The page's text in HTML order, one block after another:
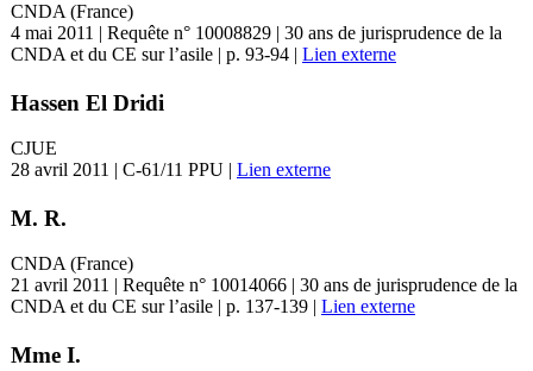
CNDA (France)
4 mai 2011 | Requête n° 10008829 | 30 ans de jurisprudence de la
CNDA et du CE sur l’asile | p. 93-94 | Lien externe
Hassen El Dridi
CJUE
28 avril 2011 | C-61/11 PPU | Lien externe
M. R.
CNDA (France)
21 avril 2011 | Requête n° 10014066 | 30 ans de jurisprudence de la
CNDA et du CE sur l’asile | p. 137-139 | Lien externe
Mme I.